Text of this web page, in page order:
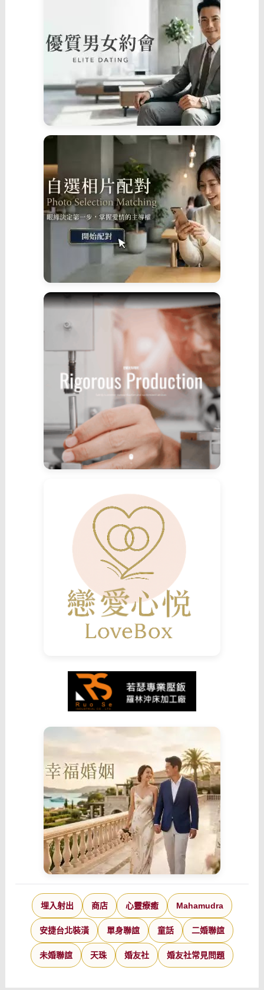
埋入射出 商店 心靈療癒 Mahamudra
安捷台北裝潢 單身聯誼 童話 二婚聯誼
未婚聯誼 天珠 婚友社 婚友社常見問題